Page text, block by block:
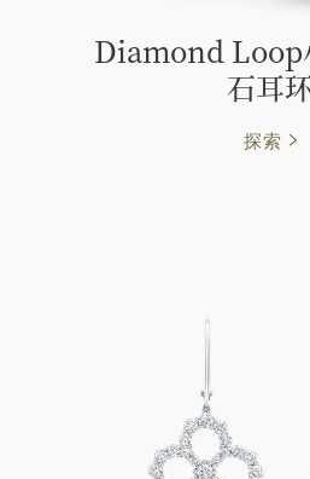
Diamond Loop
石耳
探索